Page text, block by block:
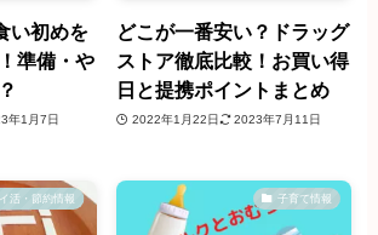
い初めを
準備・や
年1月7日
どこが一番安い？ドラッグ
ストア徹底比較！お買い得
日と提携ポイントまとめ
2022年1月22日 2023年7月11日
活・節約情報 子育て情報